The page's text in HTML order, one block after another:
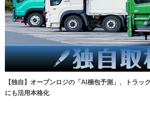
【独自】オープンロジの「AI梱包予測」、トラッ
にも活用本格化